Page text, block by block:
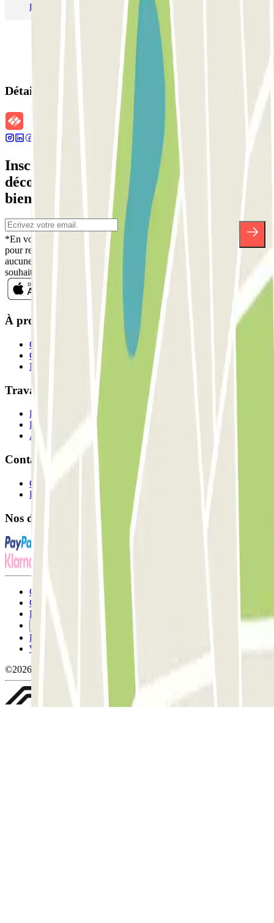
Parking Aéroport Barcelone Parking Aéroport Beauvais
Détails de la réservation
Inscrivez-vous à notre newsletter et
découvrez des réductions, des concours et
bien d'autres surprises.
*En vous inscrivant, vous acceptez notre politique de confidentialité
pour recevoir des communications commerciales de Parclick. Sans
aucune obligation, vous pouvez vous désinscrire quand vous le
souhaitez dans la même newsletter.
À propos de Parclick
Qui sommes-nous ?
Comment ça marche?
Nos parkings
Travaillons ensemble?
Professionnels
Fournisseur de parking
Affiliés
Contact
Contactez-nous
FAQ
Nos différents modes de paiement:
Conditions générales d'utilisation et contrat
Conditions d'annulation
Politique relative aux cookies
Politique de confidentialité
Whistleblowing
©2026 Parclick. Tous droits réservés